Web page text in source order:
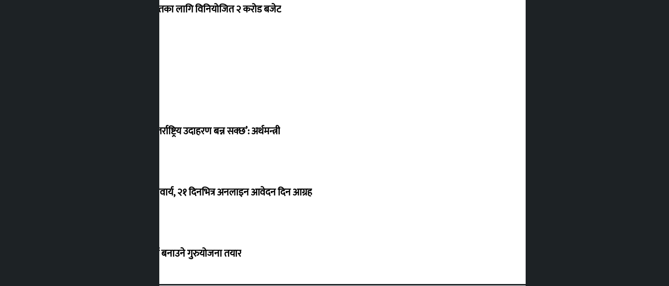
शेखरले अस्वीकार गरे कोइराला निवास मर्मतका लागि विनियोजित २ करोड बजेट
‘करदाता प्रोत्साहन कार्यक्रम सफल भए अन्तर्राष्ट्रिय उदाहरण बन्न सक्छ’: अर्थमन्त्री
घरजग्गा कारोबारका लागि इजाजतपत्र अनिवार्य, २१ दिनभित्र अनलाइन आवेदन दिन आग्रह
काठमाण्डौ उपत्यकामा मेट्रो रेल र सुरुङमार्ग बनाउने गुरुयोजना तयार